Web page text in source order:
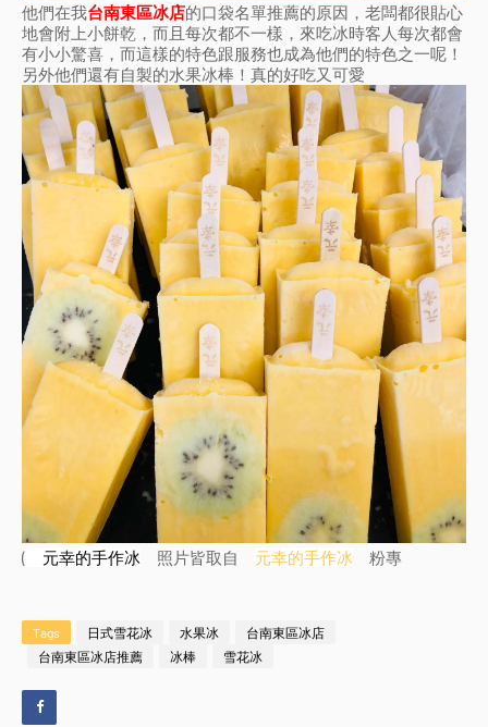
他們在我台南東區冰店的口袋名單推薦的原因，老闆都很貼心
地會附上小餅乾，而且每次都不一樣，來吃冰時客人每次都會
有小小驚喜，而這樣的特色跟服務也成為他們的特色之一呢！
另外他們還有自製的水果冰棒！真的好吃又可愛
( 元幸的手作冰 照片皆取自 元幸的手作冰 粉專
Tags 日式雪花冰 水果冰
台南東區冰店
台南東區冰店推薦
冰棒 雪花冰